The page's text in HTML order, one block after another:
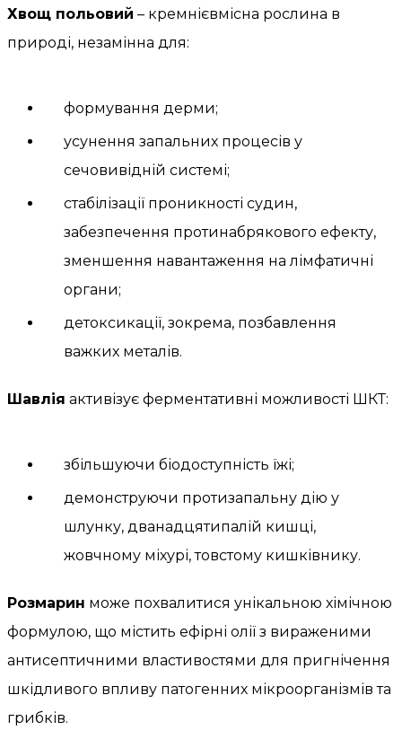
Хвощ польовий – кремнієвмісна рослина в
природі, незамінна для:
формування дерми;
усунення запальних процесів у
сечовивідній системі;
стабілізації проникності судин,
забезпечення протинабрякового ефекту,
зменшення навантаження на лімфатичні
органи;
детоксикації, зокрема, позбавлення
важких металів.
Шавлія активізує ферментативні можливості ШКТ:
збільшуючи біодоступність їжі;
демонструючи протизапальну дію у
шлунку, дванадцятипалій кишці,
жовчному міхурі, товстому кишківнику.
Розмарин може похвалитися унікальною хімічною
формулою, що містить ефірні олії з вираженими
антисептичними властивостями для пригнічення
шкідливого впливу патогенних мікроорганізмів та
грибків.